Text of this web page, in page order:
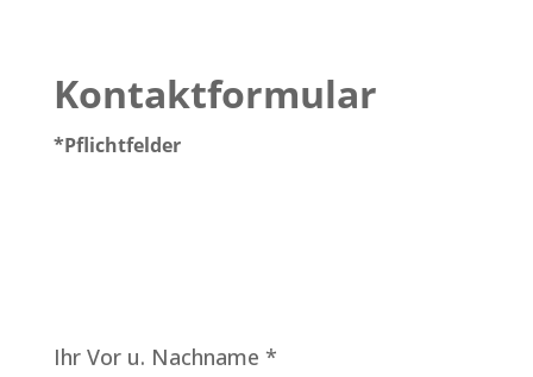
Kontaktformular
*Pflichtfelder
Ihr Vor u. Nachname *